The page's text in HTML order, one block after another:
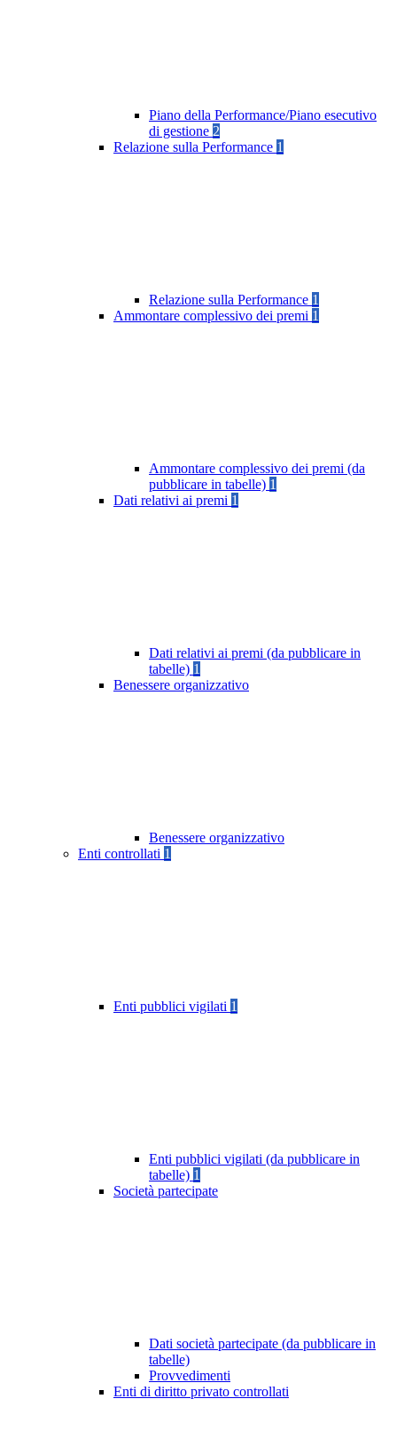
Piano della Performance/Piano esecutivo
di gestione 2
Relazione sulla Performance 1
Relazione sulla Performance 1
Ammontare complessivo dei premi 1
Ammontare complessivo dei premi (da
pubblicare in tabelle) 1
Dati relativi ai premi 1
Dati relativi ai premi (da pubblicare in
tabelle) 1
Benessere organizzativo
Benessere organizzativo
Enti controllati 1
Enti pubblici vigilati 1
Enti pubblici vigilati (da pubblicare in
tabelle) 1
Società partecipate
Dati società partecipate (da pubblicare in
tabelle)
Provvedimenti
Enti di diritto privato controllati